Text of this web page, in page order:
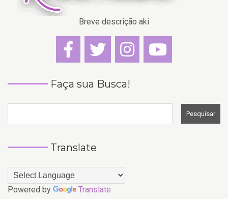
Breve descrição aki
Faça sua Busca!
Translate
Powered by Translate